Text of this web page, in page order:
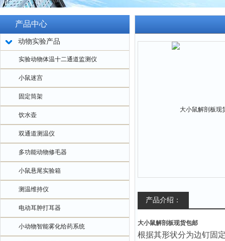
产品中心
动物实验产品
实验动物体温十二通道监测仪
小鼠迷宫
固定筒架
饮水壶
双通道测温仪
多功能动物修毛器
小鼠悬尾实验箱
测温维持仪
电动耳肿打耳器
小动物智能雾化给药系统
产品介绍：
大小鼠解剖板现货包邮
根据其形状分为边钉固